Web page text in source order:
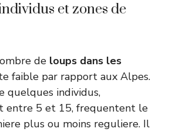
et zones de
de loups dans les
faible par rapport aux Alpes.
quelques individus,
entre 5 et 15, frequentent le
plus ou moins reguliere. Il